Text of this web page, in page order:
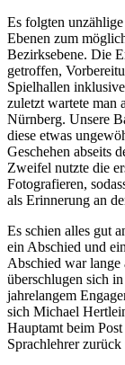
Es folgten
Ebenen zum
Bezirksebene. Die
getroffen,
Spielhallen
zuletzt wartete man
Nürnberg. Unsere
diese etwas
Geschehen abseits
Zweifel nutzte die
Fotografieren,
als Erinnerung an
Es schien alles gut
ein Abschied und
Abschied war lange
überschlugen sich
jahrelangem
sich Michael
Hauptamt beim
Sprachlehrer zurück